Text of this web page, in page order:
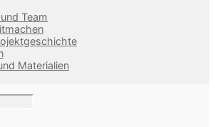
Team
Materialien